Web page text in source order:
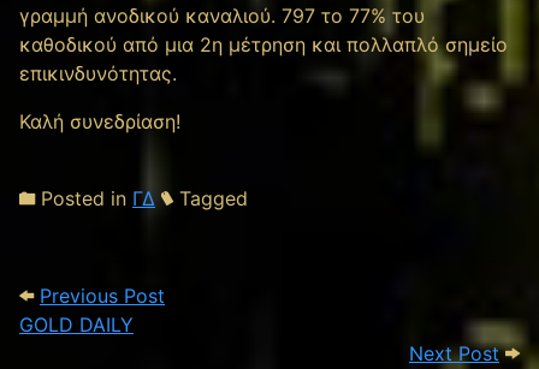
γραμμή ανοδικού καναλιού. 797 το 77% του
καθοδικού από μια 2η μέτρηση και πολλαπλό σημείο
επικινδυνότητας.
Καλή συνεδρίαση!
Posted in ΓΔ Tagged
Post navigation
Previous Post
GOLD DAILY
Next Post